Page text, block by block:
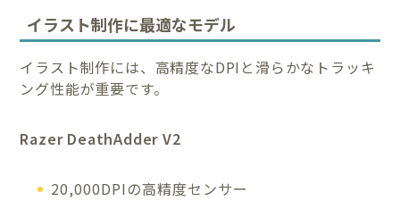
イラスト制作に最適なモデル
イラスト制作には、高精度なDPIと滑らかなトラッキ
ング性能が重要です。
Razer DeathAdder V2
20,000DPIの高精度センサー